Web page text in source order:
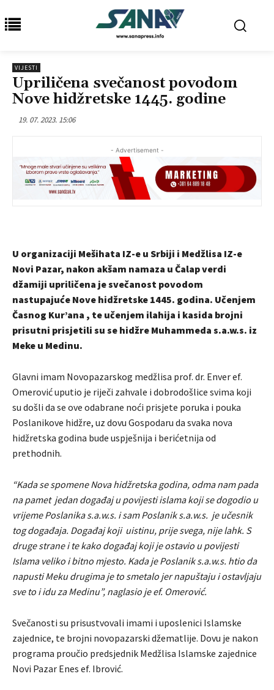
VIJESTI
Upriličena svečanost povodom
Nove hidžretske 1445. godine
19. 07. 2023. 15:06
- Advertisement -
U organizaciji Mešihata IZ-e u Srbiji i Medžlisa IZ-e
Novi Pazar, nakon akšam namaza u Čalap verdi
džamiji upriličena je svečanost povodom
nastupajuće Nove hidžretske 1445. godina. Učenjem
Časnog Kur’ana , te učenjem ilahija i kasida brojni
prisutni prisjetili su se hidžre Muhammeda s.a.w.s. iz
Meke u Medinu.
Glavni imam Novopazarskog medžlisa prof. dr. Enver ef.
Omerović uputio je riječi zahvale i dobrodošlice svima koji
su došli da se ove odabrane noći prisjete poruka i pouka
Poslanikove hidžre, uz dovu Gospodaru da svaka nova
hidžretska godina bude uspješnija i berićetnija od
prethodnih.
“Kada se spomene Nova hidžretska godina, odma nam pada
na pamet jedan događaj u povijesti islama koji se dogodio u
vrijeme Poslanika s.a.w.s. i sam Poslanik s.a.w.s. je učesnik
tog događaja. Događaj koji uistinu, prije svega, nije lahk. S
druge strane i te kako događaj koji je ostavio u povijesti
Islama veliko i bitno mjesto. Kada je Poslanik s.a.w.s. htio da
napusti Meku drugima je to smetalo jer napuštaju i ostavljaju
sve to i idu za Medinu”, naglasio je ef. Omerović.
Svečanosti su prisustvovali imami i uposlenici Islamske
zajednice, te brojni novopazarski džematlije. Dovu je nakon
programa proučio predsjednik Medžlisa Islamske zajednice
Novi Pazar Enes ef. Ibrović.